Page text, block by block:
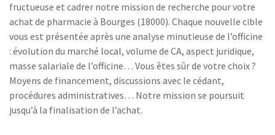
fructueuse et cadrer notre mission de recherche pour votre
achat de pharmacie à Bourges (18000). Chaque nouvelle cible
vous est présentée après une analyse minutieuse de l’officine
: évolution du marché local, volume de CA, aspect juridique,
masse salariale de l’officine… Vous êtes sûr de votre choix ?
Moyens de financement, discussions avec le cédant,
procédures administratives… Notre mission se poursuit
jusqu’à la finalisation de l’achat.